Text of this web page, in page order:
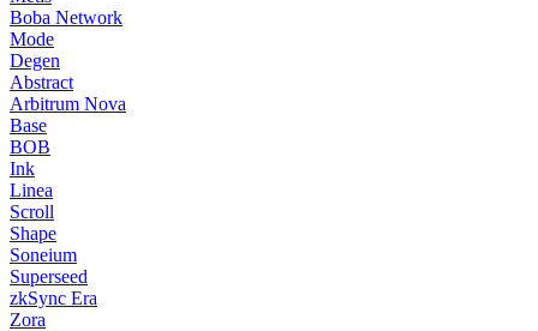
Boba Network
Mode
Degen
Abstract
Arbitrum Nova
Base
BOB
Ink
Linea
Scroll
Shape
Soneium
Superseed
zkSync Era
Zora